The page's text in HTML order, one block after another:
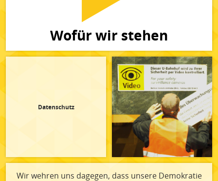
Datenschutz
Wir wehren uns dagegen, dass unsere Demokratie
Wofür wir stehen